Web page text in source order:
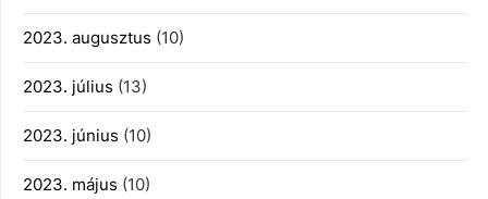
2023. augusztus (10)
2023. július (13)
2023. június (10)
2023. május (10)